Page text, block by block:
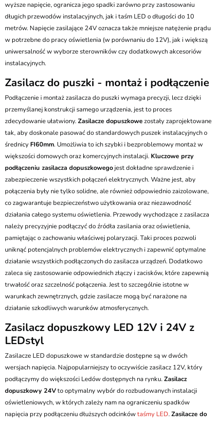
wyższe napięcie, ogranicza jego spadki zarówno przy zastosowaniu
długich przewodów instalacyjnych, jak i taśm LED o długości do 10
metrów. Napięcie zasilające 24V oznacza także mniejsze natężenie prądu
w potrzebne do pracy oświetlenia (w porównaniu do 12V), jak i większą
uniwersalność w wyborze sterowników czy dodatkowych akcesoriów
instalacyjnych.
Zasilacz do puszki - montaż i podłączenie
Podłączenie i montaż zasilacza do puszki wymaga precyzji, lecz dzięki
przemyślanej konstrukcji samego urządzenia, jest to proces
zdecydowanie ułatwiony.Zasilacze dopuszkowezostały zaprojektowane
tak, aby doskonale pasować do standardowych puszek instalacyjnych o
średnicy FI60mm. Umożliwia to ich szybki i bezproblemowy montaż w
większości domowych oraz komercyjnych instalacji. Kluczowe przy
podłączeniu zasilacza dopuszkowego jest dokładne sprawdzenie i
zabezpieczenie wszystkich połączeń elektrycznych. Ważne jest, aby
połączenia były nie tylko solidne, ale również odpowiednio zaizolowane,
co zagwarantuje bezpieczeństwo użytkowania oraz niezawodność
działania całego systemu oświetlenia. Przewody wychodzące z zasilacza
należy precyzyjnie podłączyć do źródła zasilania oraz oświetlenia,
pamiętając o zachowaniu właściwej polaryzacji. Taki proces pozwoli
uniknąć potencjalnych problemów elektrycznych i zapewnić optymalne
działanie wszystkich podłączonych do zasilacza urządzeń. Dodatkowo
zaleca się zastosowanie odpowiednich złączy i zacisków, które zapewnią
trwałość oraz szczelność połączenia. Jest to szczególnie istotne w
warunkach zewnętrznych, gdzie zasilacze mogą być narażone na
działanie szkodliwych warunków atmosferycznych.
Zasilacz dopuszkowy LED 12V i 24V z
LEDstyl
Zasilacze LED dopuszkowe w standardzie dostępne są w dwóch
wersjach napięcia. Najpopularniejszy to oczywiście zasilacz 12V, który
podłączymy do większości Ledów dostępnych na rynku.Zasilacz
dopuszkowy 24Vto optymalny wybór do rozbudowanych instalacji
oświetleniowych, w których zależy nam na ograniczeniu spadków
napięcia przy podłączeniu dłuższych odcinkówtaśmy LED.Zasilacze do